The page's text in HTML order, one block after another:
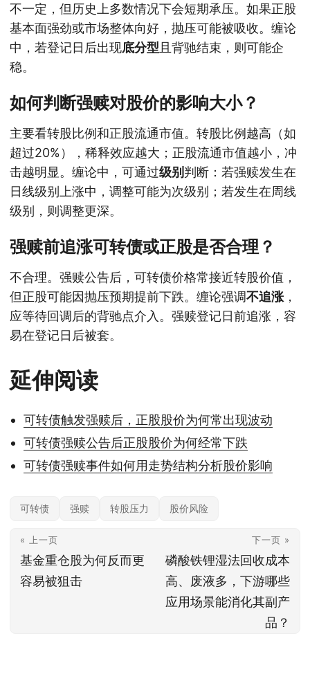
不一定，但历史上多数情况下会短期承压。如果正股
基本面强劲或市场整体向好，抛压可能被吸收。缠论
中，若登记日后出现底分型且背驰结束，则可能企
稳。
如何判断强赎对股价的影响大小？
主要看转股比例和正股流通市值。转股比例越高（如
超过20%），稀释效应越大；正股流通市值越小，冲
击越明显。缠论中，可通过级别 判断：若强赎发生在
日线级别上涨中，调整可能为次级别；若发生在周线
级别，则调整更深。
强赎前追涨可转债或正股是否合理？
不合理。强赎公告后，可转债价格常接近转股价值，
但正股可能因抛压预期提前下跌。缠论强调不追涨 ，
应等待回调后的背驰点介入。强赎登记日前追涨，容
易在登记日后被套。
延伸阅读
可转债触发强赎后，正股股价为何常出现波动
可转债强赎公告后正股股价为何经常下跌
可转债强赎事件如何用走势结构分析股价影响
可转债 强赎 转股压力 股价风险
« 上一页
基金重仓股为何反而更
容易被狙击
下一页 »
磷酸铁锂湿法回收成本
高、废液多，下游哪些
应用场景能消化其副产
品？